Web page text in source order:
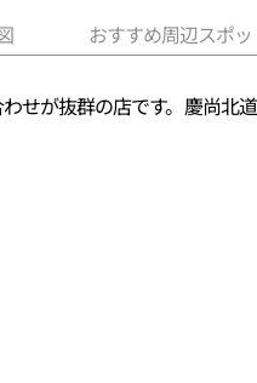
おすすめ周辺スポッ
せが抜群の店です。慶尚北